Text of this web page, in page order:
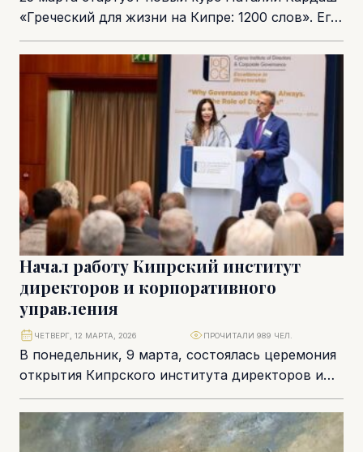
«Греческий для жизни на Кипре: 1200 слов». Его
основной принцип прост: 10 новых...
Начал работу Кипрский институт
директоров и корпоративного
управления
В понедельник, 9 марта, состоялась церемония
открытия Кипрского института директоров и
корпоративного управления (Cyprus Institute of
Directors & Corporate Governance,...
ЧЕТВЕРГ, 12 МАРТА, 2026 ПРОЧИТАЛИ 989 ЧЕЛ.